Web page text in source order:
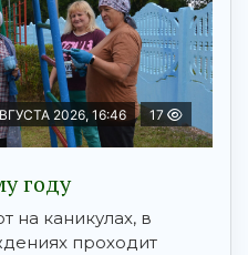
2026, 16:46 17
году
на каникулах, в
проходит